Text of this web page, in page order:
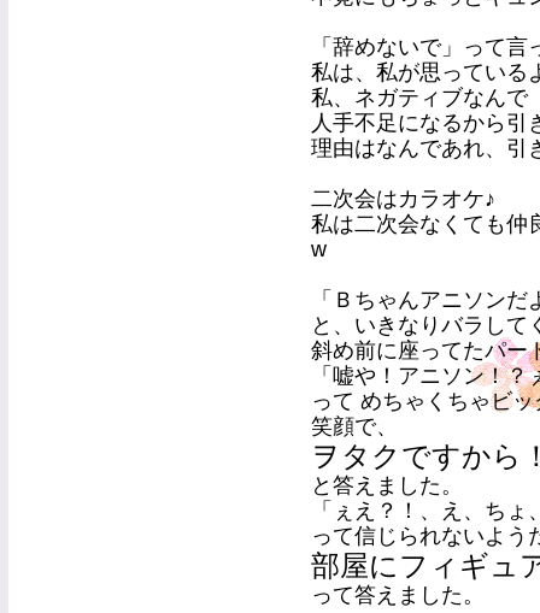
「辞めないで」って
私は、私が思っている
私、ネガティブなんで
人手不足になるから
理由はなんであれ、引
二次会はカラオケ♪
私は二次会なくても仲
w
「Ｂちゃんアニソンだ
と、いきなりバラし
斜め前に座ってたパー
「嘘や！アニソン！？
って めちゃくちゃビ
笑顔で、
ヲタクですから
と答えました。
「ぇえ？！、え、ち
って信じられないよう
部屋にフィギュ
って答えました。